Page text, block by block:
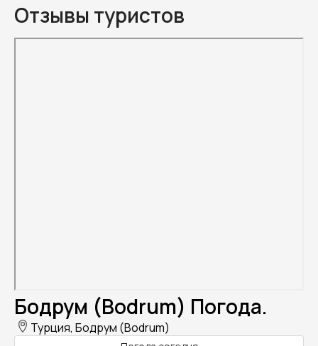
Отзывы туристов
Бодрум (Bodrum) Погода.
Турция, Бодрум (Bodrum)